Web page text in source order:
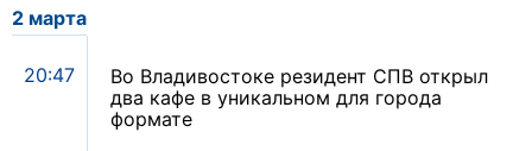
2 марта
20:47
Во Владивостоке резидент СПВ открыл
два кафе в уникальном для города
формате